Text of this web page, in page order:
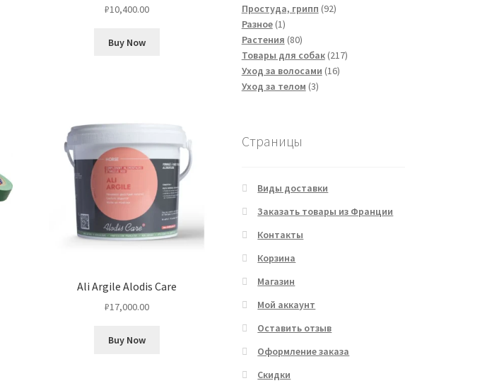
₽10,400.00
Buy Now
Ali Argile Alodis Care
₽17,000.00
Buy Now
Простуда, грипп 9292
Разное 11
товар
Растения 8080
товаров
Товары для собак 217217
Уход за волосами 1616
Уход за телом 33
Страницы
Виды доставки
Заказать товары из Франции
Контакты
Корзина
Магазин
Мой аккаунт
Оставить отзыв
Оформление заказа
Скидки